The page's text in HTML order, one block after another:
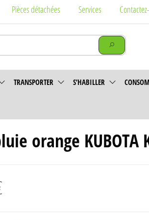
Pièces détachées Services
TRANSPORTER S’HABILLER
orange KUBOTA